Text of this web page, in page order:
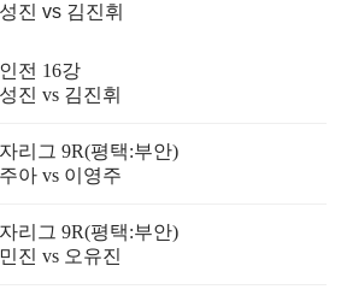
진 vs 김진휘
전 16강
진 vs 김진휘
리그 9R(평택:부안)
아 vs 이영주
리그 9R(평택:부안)
진 vs 오유진